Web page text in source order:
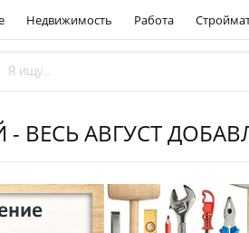
Недвижимость Работа
ВЕСЬ АВГУСТ